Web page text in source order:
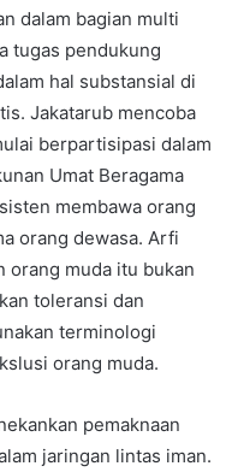
dalam bagian multi
tugas pendukung
hal substansial di
Jakatarub mencoba
berpartisipasi dalam
Umat Beragama
membawa orang
orang dewasa. Arfi
orang muda itu bukan
toleransi dan
terminologi
orang muda.
pemaknaan
jaringan lintas iman.